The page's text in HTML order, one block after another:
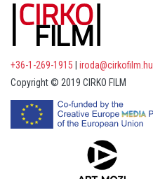
+36-1-269-1915
iroda@cirkofilm.hu
Copyright © 2019 CIRKO FILM